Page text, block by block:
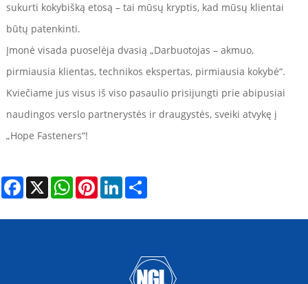
sukurti kokybišką etosą – tai mūsų kryptis, kad mūsų klientai
būtų patenkinti.
Įmonė visada puoselėja dvasią „Darbuotojas – akmuo,
pirmiausia klientas, technikos ekspertas, pirmiausia kokybė“.
Kviečiame jus visus iš viso pasaulio prisijungti prie abipusiai
naudingos verslo partnerystės ir draugystės, sveiki atvykę į
„Hope Fasteners“!
Facebook
X WhatsAppPinterestLinkedIn